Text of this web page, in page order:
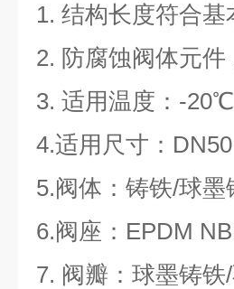
1. 结构长度符合
2. 防腐蚀阀体元
3. 适用温度：-
4.适用尺寸：
5.阀体：铸铁/球墨
6.阀座：EPDM
7. 阀瓣：球墨铸铁